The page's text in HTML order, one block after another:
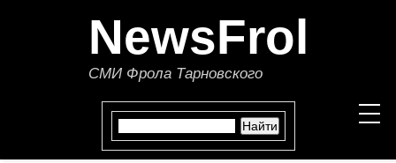
NewsFrol
СМИ Фрола Тарновского